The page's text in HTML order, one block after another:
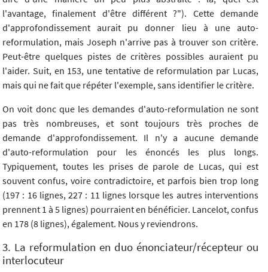
l'avantage, finalement d'être différent ?"). Cette demande
d'approfondissement aurait pu donner lieu à une auto-
reformulation, mais Joseph n'arrive pas à trouver son critère.
Peut-être quelques pistes de critères possibles auraient pu
l'aider. Suit, en 153, une tentative de reformulation par Lucas,
mais qui ne fait que répéter l'exemple, sans identifier le critère.
On voit donc que les demandes d'auto-reformulation ne sont
pas très nombreuses, et sont toujours très proches de
demande d'approfondissement. Il n'y a aucune demande
d'auto-reformulation pour les énoncés les plus longs.
Typiquement, toutes les prises de parole de Lucas, qui est
souvent confus, voire contradictoire, et parfois bien trop long
(197 : 16 lignes, 227 : 11 lignes lorsque les autres interventions
prennent 1 à 5 lignes) pourraient en bénéficier. Lancelot, confus
en 178 (8 lignes), également. Nous y reviendrons.
3. La reformulation en duo énonciateur/récepteur ou
interlocuteur